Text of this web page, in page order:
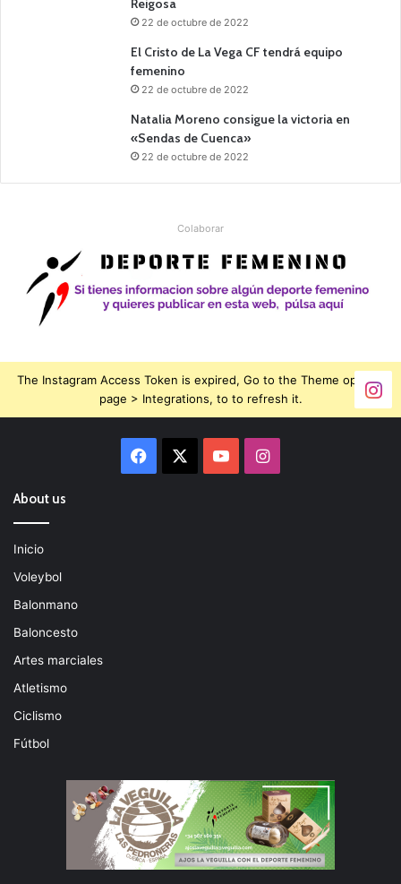
Reigosa
22 de octubre de 2022
El Cristo de La Vega CF tendrá equipo
femenino
22 de octubre de 2022
Natalia Moreno consigue la victoria en
«Sendas de Cuenca»
22 de octubre de 2022
Colaborar
The Instagram Access Token is expired, Go to the Theme options
page > Integrations, to to refresh it.
Facebook YouTubeInstagram
About us
Inicio
Voleybol
Balonmano
Baloncesto
Artes marciales
Atletismo
Ciclismo
Fútbol